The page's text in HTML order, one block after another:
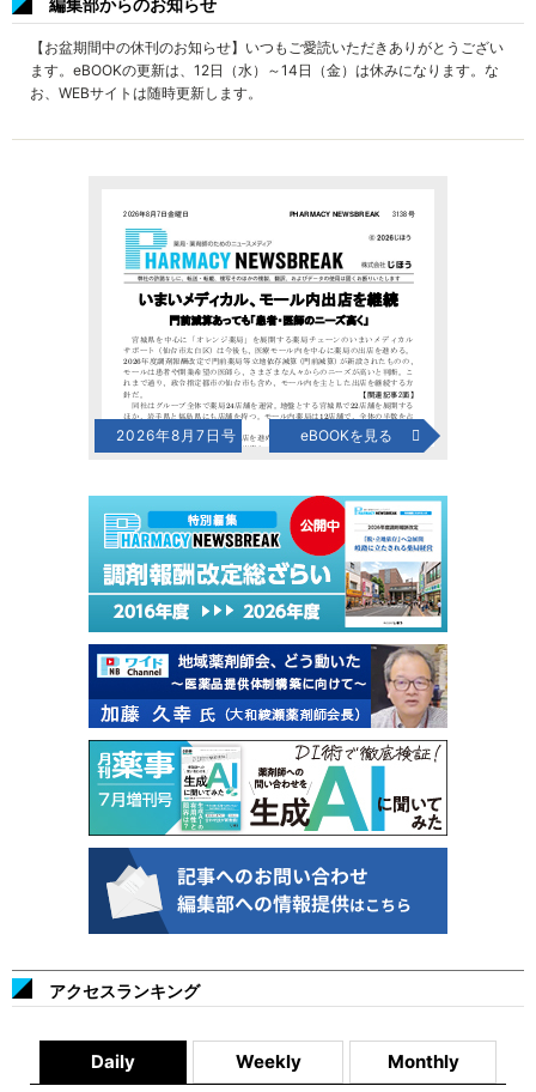
編集部からのお知らせ
【お盆期間中の休刊のお知らせ】いつもご愛読いただきありがとうござい
ます。eBOOKの更新は、12日（水）～14日（金）は休みになります。な
お、WEBサイトは随時更新します。
2026年8月7日号 eBOOKを見る
アクセスランキング
Daily Weekly Monthly